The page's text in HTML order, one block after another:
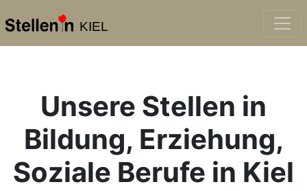
KIEL
Unsere Stellen in
Bildung, Erziehung,
Soziale Berufe in Kiel